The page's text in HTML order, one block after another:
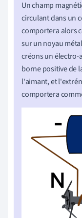
Un champ
circulant dans un
comportera alors
sur un noyau
créons un électro-
borne positive de
l'aimant, et
comportera